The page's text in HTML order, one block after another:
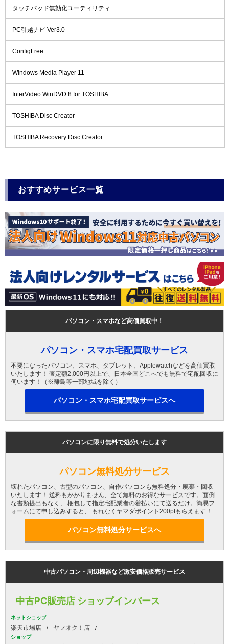
タッチパッド無効化ユーティリティ
PC引越ナビ Ver3.0
ConfigFree
Windows Media Player 11
InterVideo WinDVD 8 for TOSHIBA
TOSHIBA Disc Creator
TOSHIBA Recovery Disc Creator
おすすめサービス一覧
パソコン・スマホなど高価買取中！
パソコン・スマホ宅配買取サービス
不要になったパソコン、スマホ、タブレット、Applewatchなどを高価買取
いたします！ 査定額2,000円以上で、日本全国どこへでも無料で宅配回収に
伺います！（※離島等一部地域を除く）
パソコン・スマホ宅配買取サービスへ
パソコンに限り無料で処分いたします
パソコン無料処分サービス
壊れたパソコン、古型のパソコン、自作パソコンも無料処分・廃棄・回収
いたします！ 送料もかかりません、全て無料のお得なサービスです。面倒
な書類提出もなく、 梱包して指定宅配業者の着払いにて送るだけ。簡易フ
ォームにて申し込みすると、 もれなくヤマダポイント200ptもらえます！
パソコン無料処分サービスへ
中古パソコン・周辺機器など激安価格販売サービス
中古PC販売店 ショップインバース
ネットショップ
楽天市場店 ヤフオク！店
ショップ